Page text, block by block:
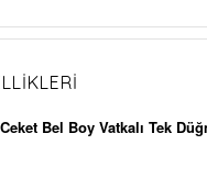
Bel Boy Vatkalı Tek